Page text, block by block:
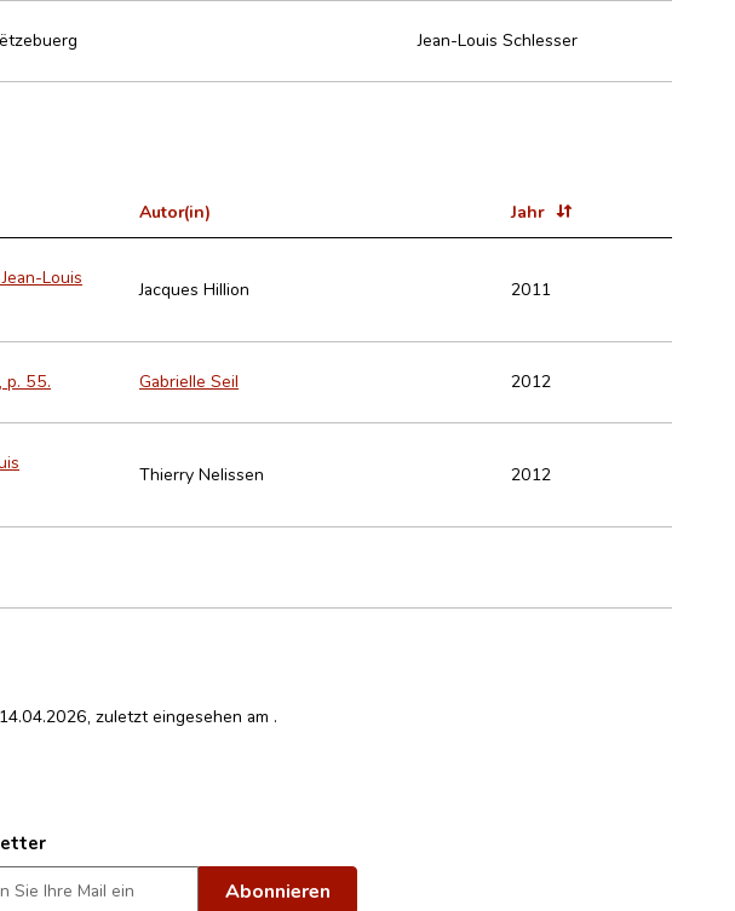
Jean-Louis Schlesser
Autor(in) Jahr
Louis
Jacques Hillion 2011
p. 55. Gabrielle Seil 2012
Thierry Nelissen 2012
zuletzt eingesehen am .